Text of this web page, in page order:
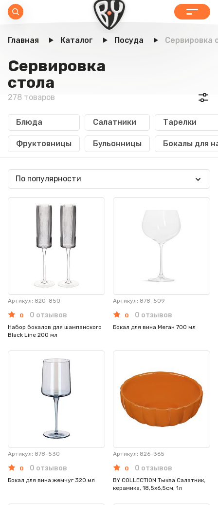
Главная Каталог Посуда Сервировка
Сервировка
стола
278 товаров
Блюда Салатники Тарелки
Фруктовницы Бульонницы Бокалы для
По популярности
Артикул: 820-850
0 0 отзывов
Набор бокалов для шампанского
Black Line 200 мл
Артикул: 878-509
0 0 отзывов
Бокал для вина Меган 700 мл
Артикул: 878-530
0 0 отзывов
Бокал для вина жемчуг 320 мл
Артикул: 826-365
0 0 отзывов
BY COLLECTION Тыква Салатник,
керамика, 18,5х6,5см, 1л